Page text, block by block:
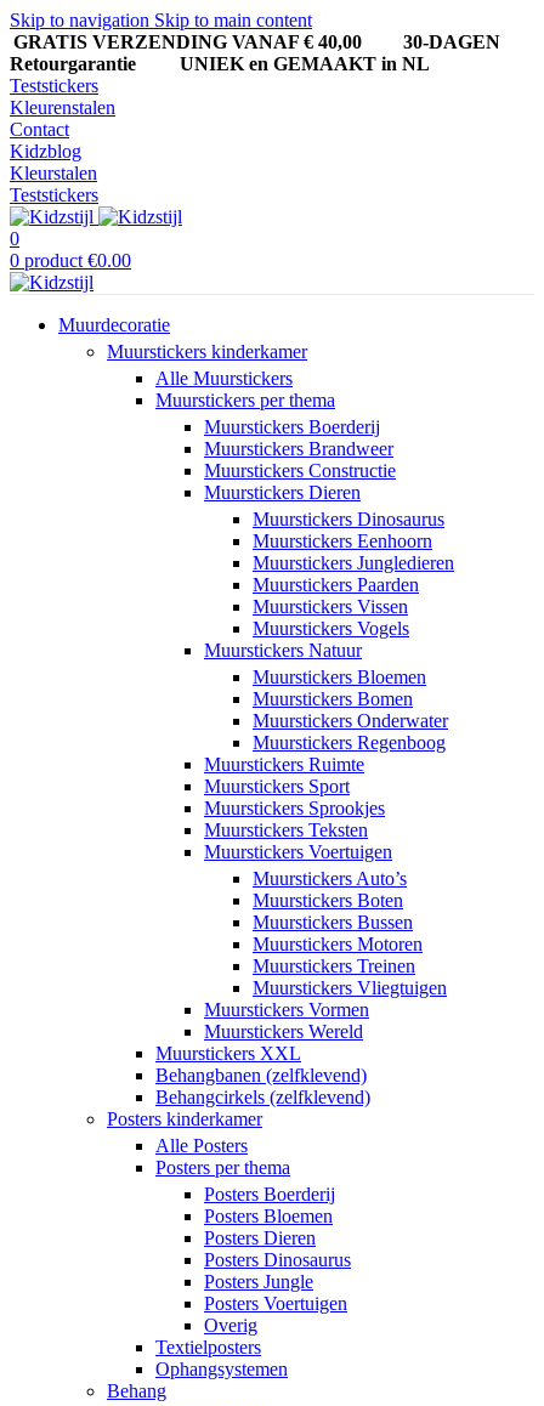
Skip to navigation Skip to main content
GRATIS VERZENDING VANAF € 40,00
30-DAGEN
Retourgarantie UNIEK en GEMAAKT in NL
Teststickers
Kleurenstalen
Contact
Kidzblog
Kleurstalen
Teststickers
0
0 product €0.00
Muurdecoratie
Muurstickers kinderkamer
Alle Muurstickers
Muurstickers per thema
Muurstickers Boerderij
Muurstickers Brandweer
Muurstickers Constructie
Muurstickers Dieren
Muurstickers Dinosaurus
Muurstickers Eenhoorn
Muurstickers Jungledieren
Muurstickers Paarden
Muurstickers Vissen
Muurstickers Vogels
Muurstickers Natuur
Muurstickers Bloemen
Muurstickers Bomen
Muurstickers Onderwater
Muurstickers Regenboog
Muurstickers Ruimte
Muurstickers Sport
Muurstickers Sprookjes
Muurstickers Teksten
Muurstickers Voertuigen
Muurstickers Auto’s
Muurstickers Boten
Muurstickers Bussen
Muurstickers Motoren
Muurstickers Treinen
Muurstickers Vliegtuigen
Muurstickers Vormen
Muurstickers Wereld
Muurstickers XXL
Behangbanen (zelfklevend)
Behangcirkels (zelfklevend)
Posters kinderkamer
Alle Posters
Posters per thema
Posters Boerderij
Posters Bloemen
Posters Dieren
Posters Dinosaurus
Posters Jungle
Posters Voertuigen
Overig
Textielposters
Ophangsystemen
Behang